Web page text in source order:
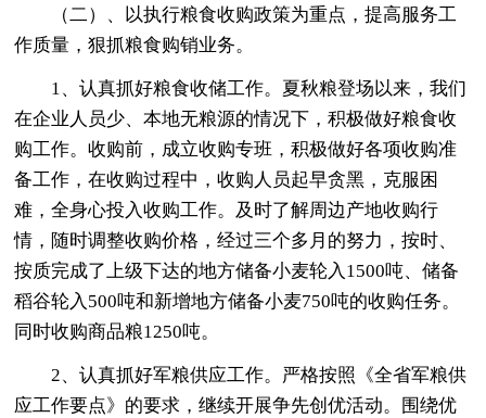
（二）、以执行粮食收购政策为重点，提高服务工
作质量，狠抓粮食购销业务。
1、认真抓好粮食收储工作。夏秋粮登场以来，我们
在企业人员少、本地无粮源的情况下，积极做好粮食收
购工作。收购前，成立收购专班，积极做好各项收购准
备工作，在收购过程中，收购人员起早贪黑，克服困
难，全身心投入收购工作。及时了解周边产地收购行
情，随时调整收购价格，经过三个多月的努力，按时、
按质完成了上级下达的地方储备小麦轮入1500吨、储备
稻谷轮入500吨和新增地方储备小麦750吨的收购任务。
同时收购商品粮1250吨。
2、认真抓好军粮供应工作。严格按照《全省军粮供
应工作要点》的要求，继续开展争先创优活动。围绕优